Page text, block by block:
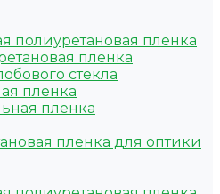
полиуретановая пленка
пленка
стекла
пленка
пленка
пленка для оптики